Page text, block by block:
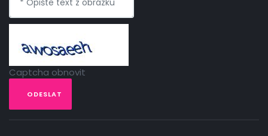
Captcha obnovit
ODESLAT